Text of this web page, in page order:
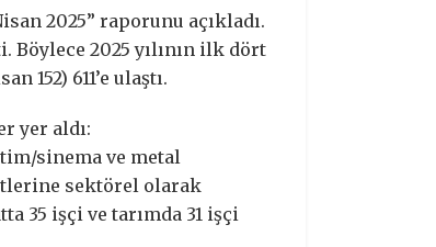
2025” raporunu açıkladı.
Böylece 2025 yılının ilk dört
152) 611’e ulaştı.
yer aldı:
sinema ve metal
sektörel olarak
35 işçi ve tarımda 31 işçi